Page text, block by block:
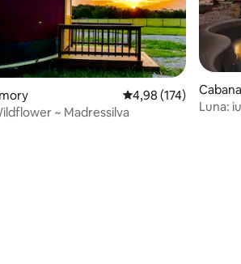
média de 5, 17 avaliações
4,98 de uma
4,98 (174)
~ Madressilva
Luna: